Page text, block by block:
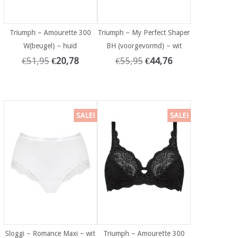
Triumph – Amourette 300
W(beugel) – huid
€51,95 €20,78
Triumph – My Perfect Shaper
BH (voorgevormd) – wit
€55,95 €44,76
SALE!
Sloggi – Romance Maxi – wit
SALE!
Triumph – Amourette 300